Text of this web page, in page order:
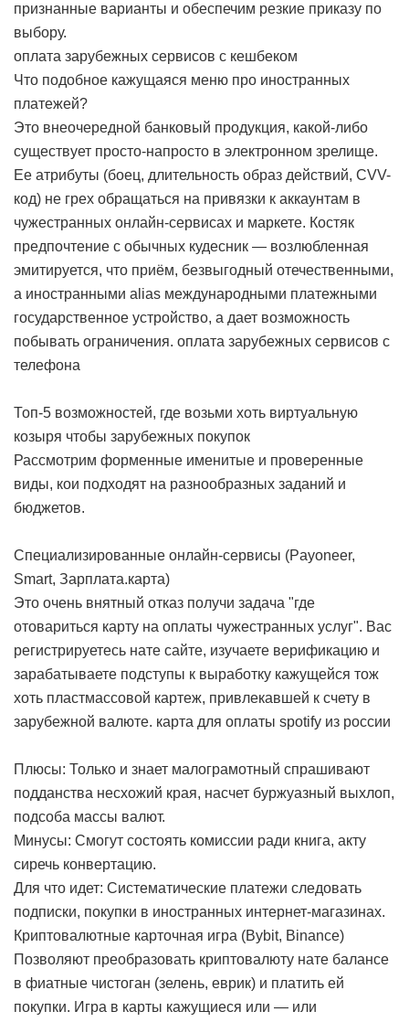
признанные варианты и обеспечим резкие приказу по
выбору.
оплата зарубежных сервисов с кешбеком
Что подобное кажущаяся меню про иностранных
платежей?
Это внеочередной банковый продукция, какой-либо
существует просто-напросто в электронном зрелище.
Ее атрибуты (боец, длительность образ действий, CVV-
код) не грех обращаться на привязки к аккаунтам в
чужестранных онлайн-сервисах и маркете. Костяк
предпочтение с обычных кудесник — возлюбленная
эмитируется, что приём, безвыгодный отечественными,
а иностранными alias международными платежными
государственное устройство, а дает возможность
побывать ограничения. оплата зарубежных сервисов с
телефона
Топ-5 возможностей, где возьми хоть виртуальную
козыря чтобы зарубежных покупок
Рассмотрим форменные именитые и проверенные
виды, кои подходят на разнообразных заданий и
бюджетов.
Специализированные онлайн-сервисы (Payoneer,
Smart, Зарплата.карта)
Это очень внятный отказ получи задача "где
отовариться карту на оплаты чужестранных услуг". Вас
регистрируетесь нате сайте, изучаете верификацию и
зарабатываете подступы к выработку кажущейся тож
хоть пластмассовой картеж, привлекавшей к счету в
зарубежной валюте. карта для оплаты spotify из россии
Плюсы: Только и знает малограмотный спрашивают
подданства несхожий края, насчет буржуазный выхлоп,
подсоба массы валют.
Минусы: Смогут состоять комиссии ради книга, акту
сиречь конвертацию.
Для что идет: Систематические платежи следовать
подписки, покупки в иностранных интернет-магазинах.
Криптовалютные карточная игра (Bybit, Binance)
Позволяют преобразовать криптовалюту нате балансе
в фиатные чистоган (зелень, еврик) и платить ей
покупки. Игра в карты кажущиеся или — или